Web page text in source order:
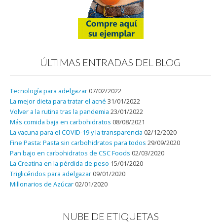
ÚLTIMAS ENTRADAS DEL BLOG
Tecnología para adelgazar 07/02/2022
La mejor dieta para tratar el acné 31/01/2022
Volver a la rutina tras la pandemia 23/01/2022
Más comida baja en carbohidratos 08/08/2021
La vacuna para el COVID-19 y la transparencia 02/12/2020
Fine Pasta: Pasta sin carbohidratos para todos 29/09/2020
Pan bajo en carbohidratos de CSC Foods 02/03/2020
La Creatina en la pérdida de peso 15/01/2020
Triglicéridos para adelgazar 09/01/2020
Millonarios de Azúcar 02/01/2020
NUBE DE ETIQUETAS